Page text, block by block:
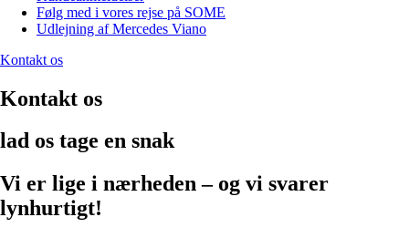
Følg med i vores rejse på SOME
Udlejning af Mercedes Viano
Kontakt os
Kontakt os
lad os tage en snak
Vi er lige i nærheden – og vi svarer
lynhurtigt!